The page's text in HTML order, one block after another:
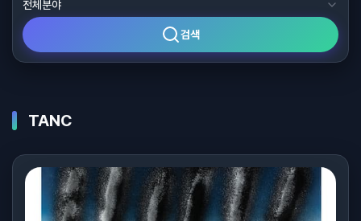
검색
TANC